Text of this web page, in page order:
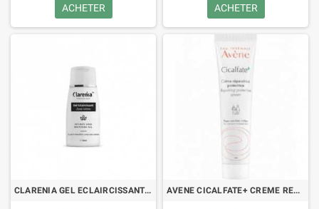
ACHETER ACHETER
CLARENIA GEL ECLAIRCISSANT ZONES INTIMES 100ML AVENE CICALFATE+ CREME REPARATRICE PROTECTRICE 100ML